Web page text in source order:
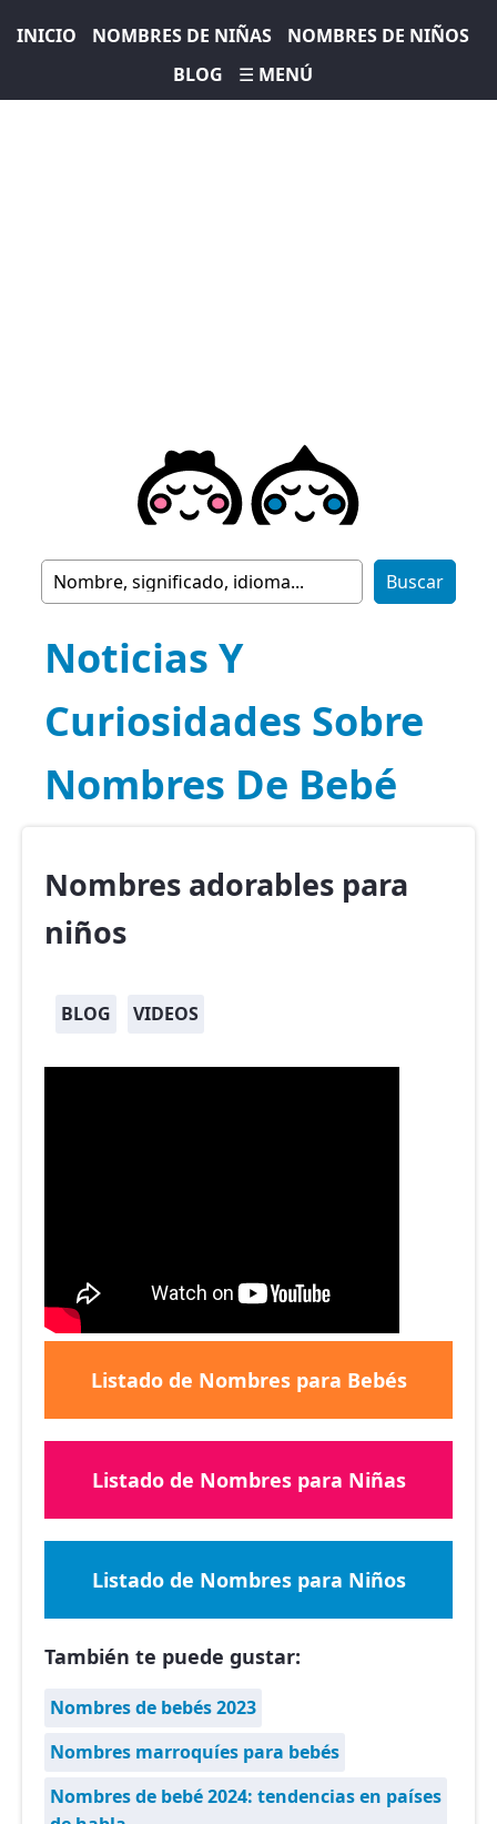
INICIO NOMBRES DE NIÑAS
NOMBRES DE NIÑOS
BLOG
☰ MENÚ
Noticias Y
Curiosidades Sobre
Nombres De Bebé
Nombres adorables para
niños
BLOG VIDEOS
Listado de Nombres para Bebés
Listado de Nombres para Niñas
Listado de Nombres para Niños
También te puede gustar:
Nombres de bebés 2023
Nombres marroquíes para bebés
Nombres de bebé 2024: tendencias en países